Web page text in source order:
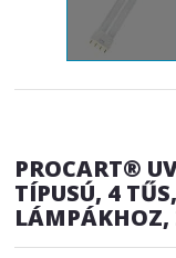
PROCART®
TÍPUSÚ, 4
LÁMPÁKHOZ,